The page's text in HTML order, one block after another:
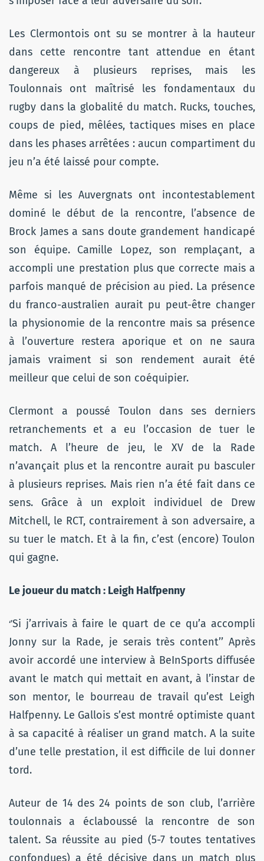
Les Clermontois ont su se montrer à la hauteur
dans cette rencontre tant attendue en étant
dangereux à plusieurs reprises, mais les
Toulonnais ont maîtrisé les fondamentaux du
rugby dans la globalité du match. Rucks, touches,
coups de pied, mêlées, tactiques mises en place
dans les phases arrêtées : aucun compartiment du
jeu n’a été laissé pour compte.
Même si les Auvergnats ont incontestablement
dominé le début de la rencontre, l’absence de
Brock James a sans doute grandement handicapé
son équipe. Camille Lopez, son remplaçant, a
accompli une prestation plus que correcte mais a
parfois manqué de précision au pied. La présence
du franco-australien aurait pu peut-être changer
la physionomie de la rencontre mais sa présence
à l’ouverture restera aporique et on ne saura
jamais vraiment si son rendement aurait été
meilleur que celui de son coéquipier.
Clermont a poussé Toulon dans ses derniers
retranchements et a eu l’occasion de tuer le
match. A l’heure de jeu, le XV de la Rade
n’avançait plus et la rencontre aurait pu basculer
à plusieurs reprises. Mais rien n’a été fait dans ce
sens. Grâce à un exploit individuel de Drew
Mitchell, le RCT, contrairement à son adversaire, a
su tuer le match. Et à la fin, c’est (encore) Toulon
qui gagne.
Le joueur du match : Leigh Halfpenny
‘’Si j’arrivais à faire le quart de ce qu’a accompli
Jonny sur la Rade, je serais très content’’ Après
avoir accordé une interview à BeInSports diffusée
avant le match qui mettait en avant, à l’instar de
son mentor, le bourreau de travail qu’est Leigh
Halfpenny. Le Gallois s’est montré optimiste quant
à sa capacité à réaliser un grand match. A la suite
d’une telle prestation, il est difficile de lui donner
tord.
Auteur de 14 des 24 points de son club, l’arrière
toulonnais a éclaboussé la rencontre de son
talent. Sa réussite au pied (5-7 toutes tentatives
confondues) a été décisive dans un match plus